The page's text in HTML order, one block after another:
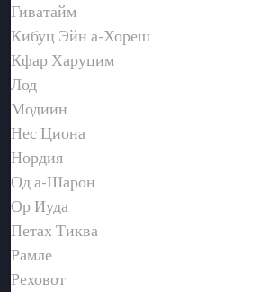
Гиватайм
Кибуц Эйн а-Хореш
Кфар Харуцим
Лод
Модиин
Нес Циона
Нордия
Од а-Шарон
Ор Иуда
Петах Тиква
Рамле
Реховот